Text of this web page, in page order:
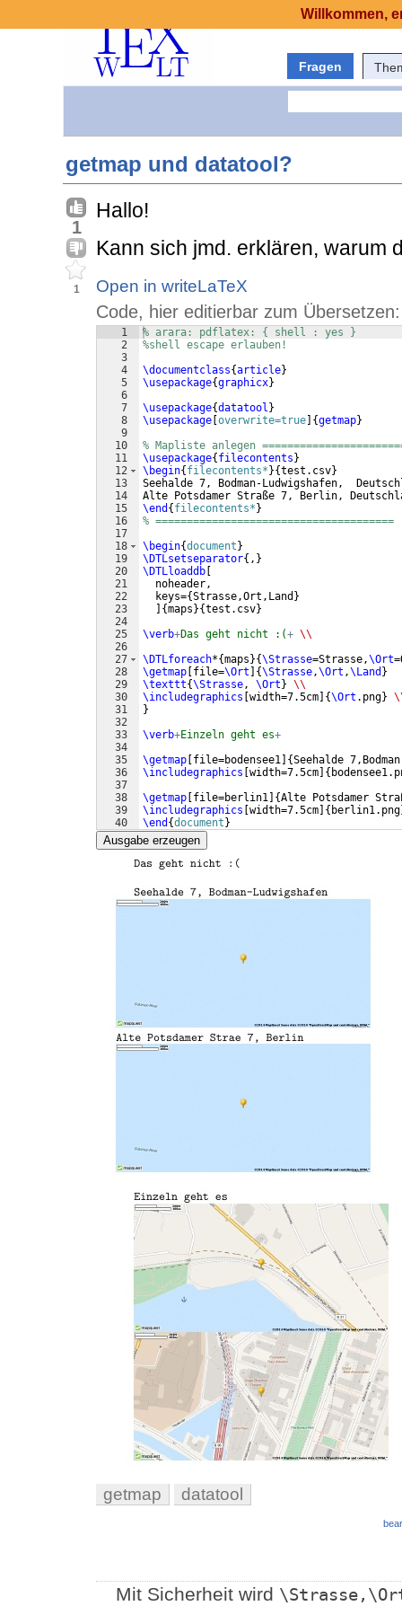
Fragen
getmap und datatool?
1
1
Hallo!
Kann sich jmd. erklären, warum
Open in writeLaTeX
Code, hier editierbar zum Übersetzen:
1
2
3
4
5
6
7
8
9
10
11
12
13
14
15
16
17
18
19
20
21
22
23
24
25
26
27
28
29
30
31
32
33
34
35
36
37
38
39
40
% arara: pdflatex: { shell : yes }
%shell escape erlauben!
\documentclass{article}
\usepackage{graphicx}
\usepackage{datatool }
\usepackage overwrite=true {getmap}
% Mapliste anlegen
\usepackage{ filecontents }
\begin{ filecontents* }{test.csv}
Seehalde 7, Bodman-Ludwigshafen,
Alte Potsdamer Straße 7, Berlin,
\end { filecontents* }
% ======================================
\begin{document }
\DTLsetseparator{ , }
\DTLloaddb
  noheader,
  keys=
{Strasse,Ort,Land }
{maps }{test.csv}
\verb+Das geht nicht :(+ \\
\DTLforeach*{maps }{\Strasse=Strasse,\Ort
\getmap file=\Ort {\Strasse,\Ort ,\Land }
\texttt{\Strasse, \Ort } \\
\includegraphics width=7.5cm {\Ort .png}
}
\verb+Einzeln geht es+
\getmap file=bodensee1 {Seehalde
\includegraphics width=7.5cm {
\getmap file=berlin1 {Alte Potsdamer
\includegraphics width=7.5cm { berlin1.png
\end {document }
Ausgabe erzeugen
getmap datatool
Mit Sicherheit wird
Willkommen,